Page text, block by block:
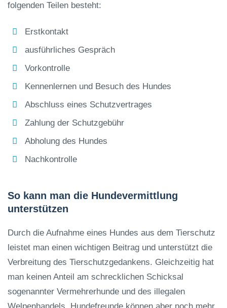
folgenden Teilen besteht:
Erstkontakt
ausführliches Gespräch
Vorkontrolle
Kennenlernen und Besuch des Hundes
Abschluss eines Schutzvertrages
Zahlung der Schutzgebühr
Abholung des Hundes
Nachkontrolle
So kann man die Hundevermittlung
unterstützen
Durch die Aufnahme eines Hundes aus dem Tierschutz
leistet man einen wichtigen Beitrag und unterstützt die
Verbreitung des Tierschutzgedankens. Gleichzeitig hat
man keinen Anteil am schrecklichen Schicksal
sogenannter Vermehrerhunde und des illegalen